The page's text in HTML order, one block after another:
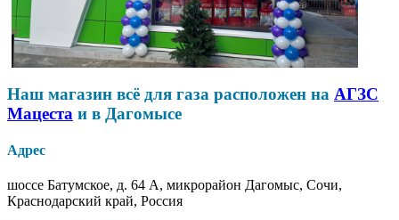
Наш магазин всё для газа расположен на АГЗС
Мацеста и в Дагомысе
Адрес
шоссе Батумское, д. 64 А, микрорайон Дагомыс, Сочи,
Краснодарский край, Россия